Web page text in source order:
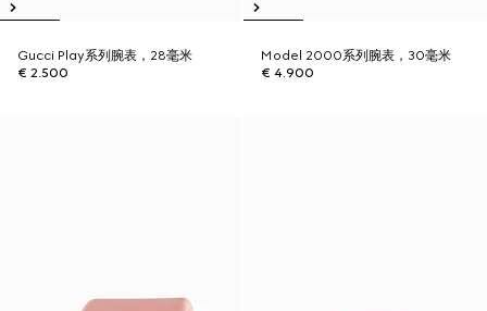
Gucci Play系列腕表，28毫米
€ 2.500
Model 2000系列腕表，30毫米
€ 4.900